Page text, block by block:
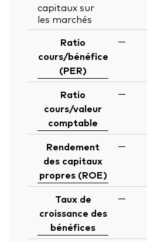
capitaux sur
les marchés
Ratio
cours/bénéfice
(PER)
—
Ratio
cours/valeur
comptable
—
Rendement
des capitaux
propres (ROE)
—
Taux de
croissance des
bénéfices
—